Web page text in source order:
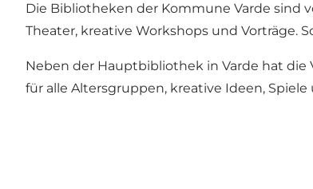
Die Bibliotheken der Kommune Varde sind
Theater, kreative Workshops und Vorträge.
Neben der Hauptbibliothek in Varde hat
für alle Altersgruppen, kreative Ideen, Spiele